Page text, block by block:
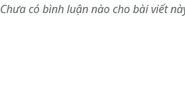
Chưa có bình luận nào cho bài viết